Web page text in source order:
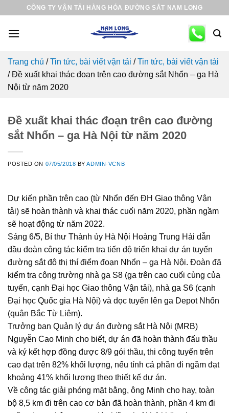
content
CÔNG TY VẬN TẢI HÀNG HÓA ĐƯỜNG SẮT NAM LONG
Trang chủ /Tin tức, bài viết vận tải /Tin tức, bài viết vận tải
/Đề xuất khai thác đoạn trên cao đường sắt Nhổn – ga Hà
Nội từ năm 2020
Đề xuất khai thác đoạn trên cao đường
sắt Nhổn – ga Hà Nội từ năm 2020
POSTED ON 07/05/2018 BYADMIN-VCNB
Dự kiến phần trên cao (từ Nhổn đến ĐH Giao thông Vận
tải) sẽ hoàn thành và khai thác cuối năm 2020, phần ngầm
sẽ hoạt động từ năm 2022.
Sáng 6/5, Bí thư Thành ủy Hà Nội Hoàng Trung Hải dẫn
đầu đoàn công tác kiểm tra tiến độ triển khai dự án tuyến
đường sắt đô thị thí điểm đoạn Nhổn – ga Hà Nội. Đoàn đã
kiểm tra công trường nhà ga S8 (ga trên cao cuối cùng của
tuyến, cạnh Đại học Giao thông Vận tải), nhà ga S6 (cạnh
Đại học Quốc gia Hà Nội) và dọc tuyến lên ga Depot Nhổn
(quận Bắc Từ Liêm).
Trưởng ban Quản lý dự án đường sắt Hà Nội (MRB)
Nguyễn Cao Minh cho biết, dự án đã hoàn thành đấu thầu
và ký kết hợp đồng được 8/9 gói thầu, thi công tuyến trên
cao đạt trên 82% khối lượng, nếu tính cả phần đi ngầm đạt
khoảng 41% khối lượng theo thiết kế dự án.
Về công tác giải phóng mặt bằng, ông Minh cho hay, toàn
bộ 8,5 km đi trên cao cơ bản đã hoàn thành, phần 4 km đi